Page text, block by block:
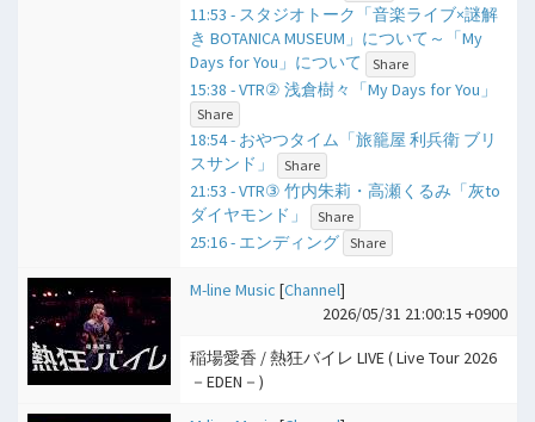
11:53 - スタジオトーク「音楽ライブ×謎解
き BOTANICA MUSEUM」について～「My
Days for You」について
Share
15:38 - VTR② 浅倉樹々「My Days for You」
Share
18:54 - おやつタイム「旅籠屋 利兵衛 ブリ
スサンド」
Share
21:53 - VTR③ 竹内朱莉・高瀬くるみ「灰to
ダイヤモンド」
Share
25:16 - エンディング Share
M-line Music [Channel]
2026/05/31 21:00:15 +0900
稲場愛香 / 熱狂バイレ LIVE ( Live Tour 2026
－EDEN－)